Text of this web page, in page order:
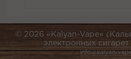
© 2026 «Kalyan-Vape»
электронных
info@kalyan-